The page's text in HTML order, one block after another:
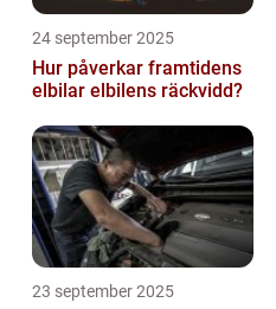
24 september 2025
Hur påverkar framtidens
elbilar elbilens räckvidd?
23 september 2025